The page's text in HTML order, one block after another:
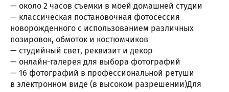
— около 2 часов съемки в моей домашней студии
— классическая постановочная фотосессия
новорожденного с использованием различных
позировок, обмоток и костюмчиков
— студийный свет, реквизит и декор
— онлайн-галерея для выбора фотографий
— 16 фотографий в профессиональной ретуши
в электронном виде (в высоком разрешении)Для